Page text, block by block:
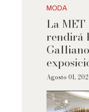
MODA
La
rendirá
Agosto 01,